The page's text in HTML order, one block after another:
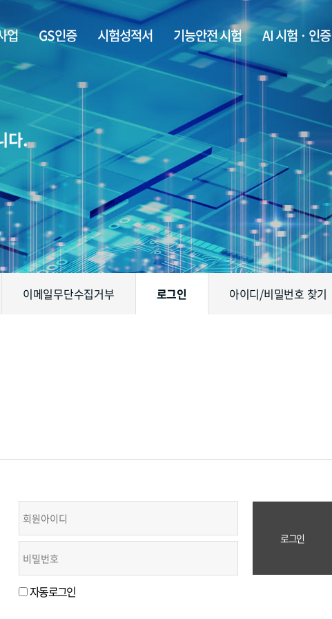
업 GS인증 시험성적서 기능안전 시험 AI 시험 · 인증
다.
이메일무단수집거부 로그인 아이디/비밀번호 찾기
자동로그인